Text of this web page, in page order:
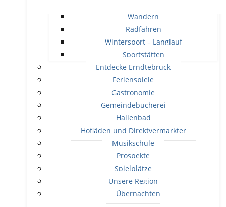
Wandern
Radfahren
Wintersport – Langlauf
Sportstätten
Entdecke Erndtebrück
Ferienspiele
Gastronomie
Gemeindebücherei
Hallenbad
Hofläden und Direktvermarkter
Musikschule
Prospekte
Spielplätze
Unsere Region
Übernachten